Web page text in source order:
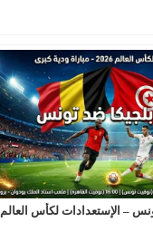
– الإستعدادات لكأس العالم 2026